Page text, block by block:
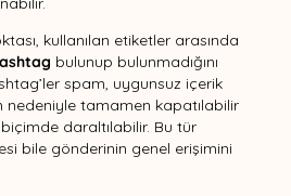
kullanılan etiketler arasında
bulunup bulunmadığını
spam, uygunsuz içerik
nedeniyle tamamen kapatılabilir
daraltılabilir. Bu tür
bile gönderinin genel erişimini